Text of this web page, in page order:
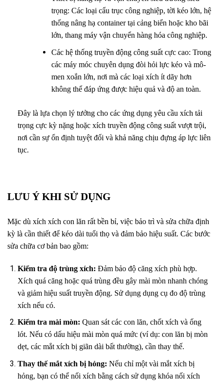
trọng: Các loại cẩu trục công nghiệp, tời kéo lớn, hệ
thống nâng hạ container tại cảng biển hoặc kho bãi
lớn, thang máy vận chuyển hàng hóa công nghiệp.
Các hệ thống truyền động công suất cực cao: Trong
các máy móc chuyên dụng đòi hỏi lực kéo và mô-
men xoắn lớn, nơi mà các loại xích ít dãy hơn
không thể đáp ứng được hiệu quả và độ an toàn.
Đây là lựa chọn lý tưởng cho các ứng dụng yêu cầu xích tải
trọng cực kỳ nặng hoặc xích truyền động công suất vượt trội,
nơi cần sự ổn định tuyệt đối và khả năng chịu đựng áp lực liên
tục.
LƯU Ý KHI SỬ DỤNG
Mặc dù xích xích con lăn rất bền bỉ, việc bảo trì và sửa chữa định
kỳ là cần thiết để kéo dài tuổi thọ và đảm bảo hiệu suất. Các bước
sửa chữa cơ bản bao gồm:
Kiểm tra độ trùng xích: Đảm bảo độ căng xích phù hợp.
Xích quá căng hoặc quá trùng đều gây mài mòn nhanh chóng
và giảm hiệu suất truyền động. Sử dụng dụng cụ đo độ trùng
xích nếu có.
Kiểm tra mài mòn: Quan sát các con lăn, chốt xích và ống
lót. Nếu có dấu hiệu mài mòn quá mức (ví dụ: con lăn bị mòn
dẹt, các mắt xích bị giãn dài bất thường), cần thay thế.
Thay thế mắt xích bị hỏng: Nếu chỉ một vài mắt xích bị
hỏng, bạn có thể nối xích bằng cách sử dụng khóa nối xích